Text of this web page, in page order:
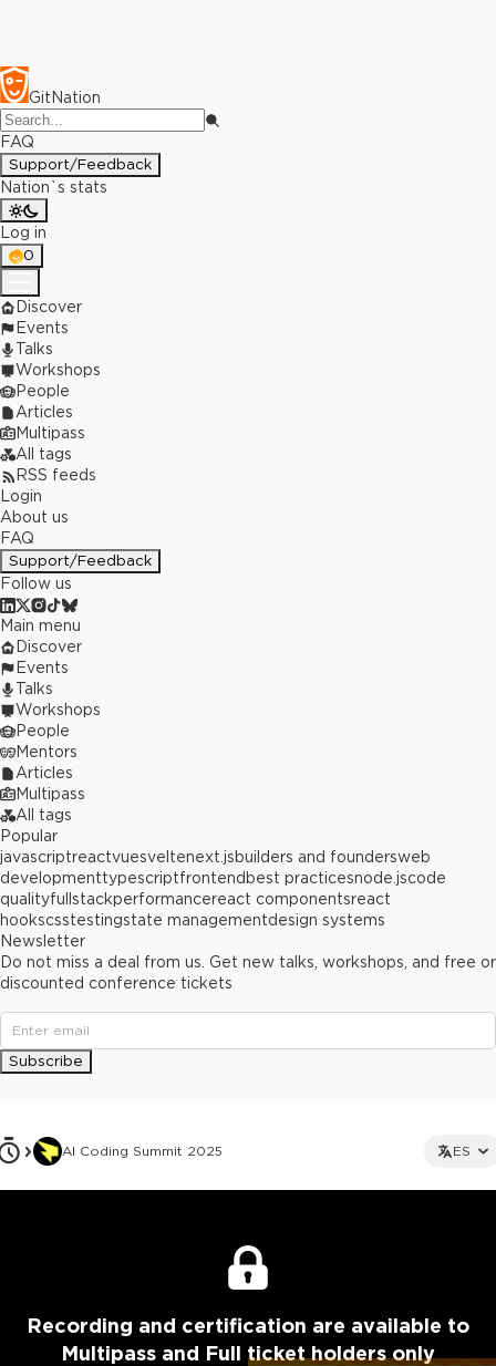
GitNation
FAQ
Support/Feedback
Nation`s stats
Log in
0
Discover
Events
Talks
Workshops
People
Articles
Multipass
All tags
RSS feeds
Login
About us
FAQ
Support/Feedback
Follow us
AI Coding Summit 2025 ES
Recording and certification are available to
Multipass and Full ticket holders only
Main menu
Discover
Events
Talks
Workshops
People
Mentors
Articles
Multipass
All tags
Popular
javascriptreactvuesveltenext.jsbuilders and foundersweb
developmenttypescriptfrontend best practicesnode.jscode
qualityfullstackperformancereact componentsreact
hookscsstestingstate managementdesign systems
Newsletter
Do not miss a deal from us. Get new talks, workshops, and free or
discounted conference tickets
Subscribe